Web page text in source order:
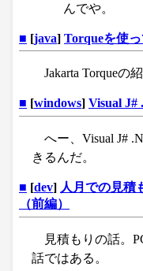
んでや。
■ [java] Torqueを使
Jakarta Torqueの
■ [windows] Visual J#
へー、Visual J#
きるんだ。
■ [dev] 人月での見積
（前編）
見積もりの話。
話ではある。